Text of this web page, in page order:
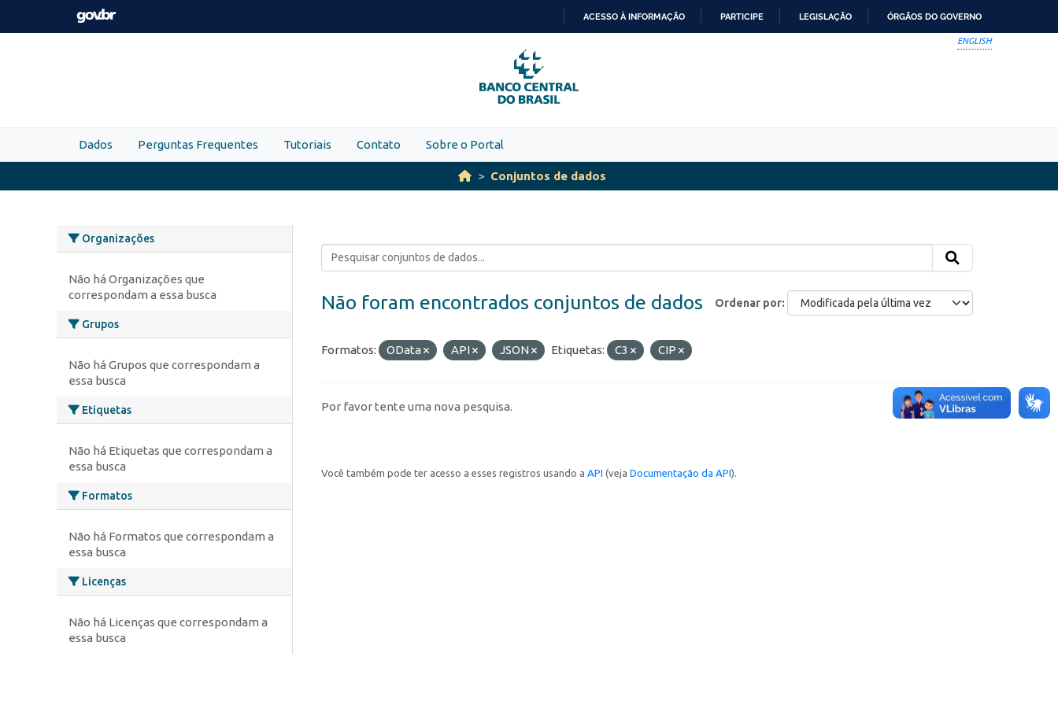
Skip to main content
PARA
O
CONTEÚDO
ACESSO À INFORMAÇÃO PARTICIPE LEGISLAÇÃO ÓRGÃOS DO GOVERNO
ENGLISH
Dados Perguntas Frequentes Tutoriais Contato Sobre o Portal
Conjuntos de dados
Organizações
Não há Organizações que
correspondam a essa busca
Grupos
Não há Grupos que correspondam a
essa busca
Etiquetas
Não há Etiquetas que correspondam a
essa busca
Formatos
Não há Formatos que correspondam a
essa busca
Licenças
Não há Licenças que correspondam a
essa busca
Ordenar por
Não foram encontrados conjuntos de dados
Formatos: OData API JSON Etiquetas: C3 CIP
Por favor tente uma nova pesquisa.
Você também pode ter acesso a esses registros usando a API (veja Documentação da API).